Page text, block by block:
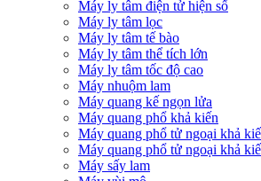
Máy ly tâm điện tử hiện số
Máy ly tâm lọc
Máy ly tâm tế bào
Máy ly tâm thể tích lớn
Máy ly tâm tốc độ cao
Máy nhuộm lam
Máy quang kế ngọn lửa
Máy quang phổ khả kiến
Máy quang phổ tử ngoại khả
Máy quang phổ tử ngoại khả
Máy sấy lam